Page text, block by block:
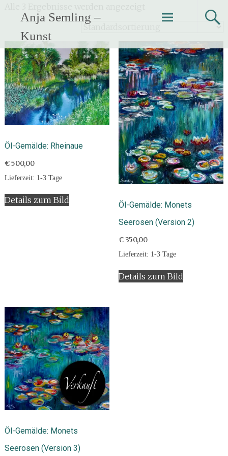
Inhalt
springen
Anja Semling –
Kunst
Öl-Gemälde: Rheinaue
€500,00
Lieferzeit: 1-3 Tage
Details zum Bild
Öl-Gemälde: Monets
Seerosen (Version 2)
€350,00
Lieferzeit: 1-3 Tage
Details zum Bild
Öl-Gemälde: Monets
Seerosen (Version 3)